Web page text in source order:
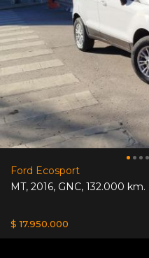
Ford Ecosport
MT, 2016, GNC, 132.000 km.
$ 17.950.000